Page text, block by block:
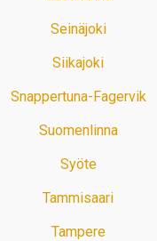
Seinäjoki
Siikajoki
Snappertuna-Fagervik
Suomenlinna
Syöte
Tammisaari
Tampere